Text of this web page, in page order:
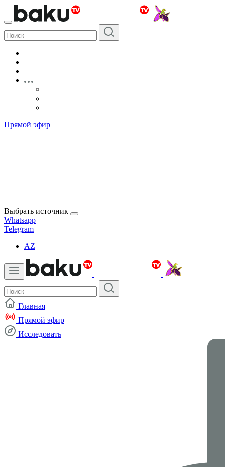
Прямой эфир
Выбрать источник
Whatsapp
Telegram
AZ
Главная
Прямой эфир
Исследовать